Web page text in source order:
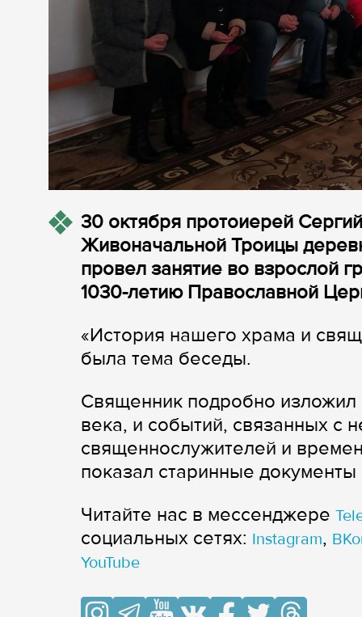
30 октября протоиерей
Живоначальной Троицы
провел занятие во взрослой
1030-летию Православной
«История нашего храма и
была тема беседы.
Священник подробно изложил
века, и событий, связанных с
священнослужителей и
показал старинные
Читайте нас в мессенджере
cоциальных сетях: Instagram,
YouTube